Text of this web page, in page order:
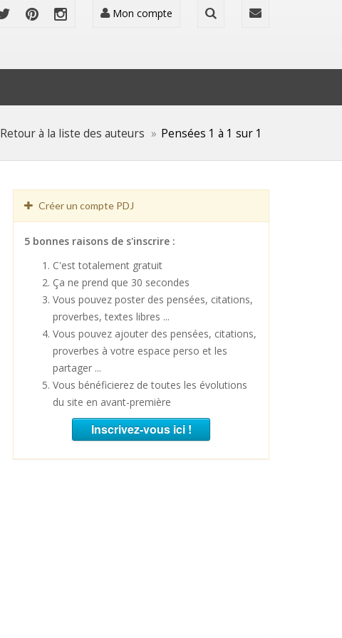
Mon compte
Retour à la liste des auteurs Pensées 1 à 1 sur 1
Créer un compte PDJ
5 bonnes raisons de s'inscrire :
C'est totalement gratuit
Ça ne prend que 30 secondes
Vous pouvez poster des pensées, citations,
proverbes, textes libres ...
Vous pouvez ajouter des pensées, citations,
proverbes à votre espace perso et les
partager ...
Vous bénéficierez de toutes les évolutions
du site en avant-première
Inscrivez-vous ici !